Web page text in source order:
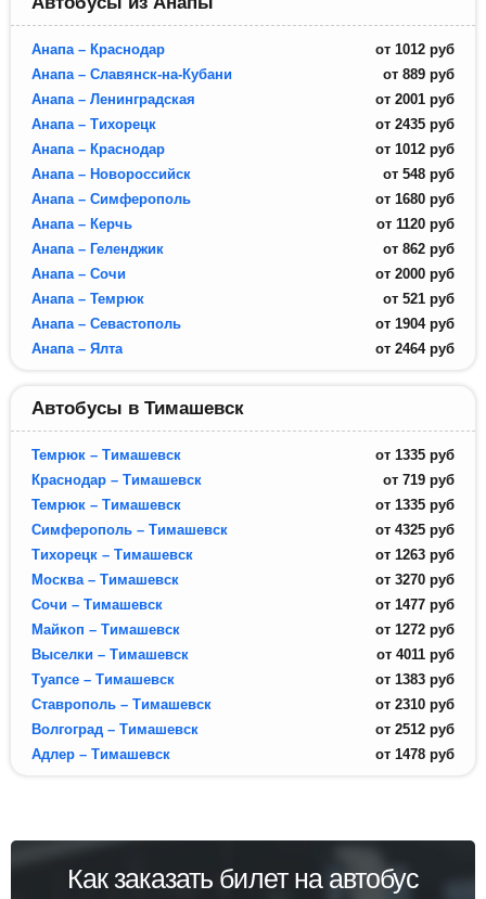
Анапа – Краснодар от 1012 руб
Анапа – Славянск-на-Кубани
от 889 руб
Анапа – Ленинградская
от 2001 руб
Анапа – Тихорецк
от 2435 руб
Анапа – Краснодар
от 1012 руб
Анапа – Новороссийск
от 548 руб
Анапа – Симферополь
от 1680 руб
Анапа – Керчь
от 1120 руб
Анапа – Геленджик
от 862 руб
Анапа – Сочи
от 2000 руб
Анапа – Темрюк
от 521 руб
Анапа – Севастополь
от 1904 руб
Анапа – Ялта
от 2464 руб
Автобусы в Тимашевск
Темрюк – Тимашевск от 1335 руб
Краснодар – Тимашевск
от 719 руб
Темрюк – Тимашевск
от 1335 руб
Симферополь – Тимашевск
от 4325 руб
Тихорецк – Тимашевск
от 1263 руб
Москва – Тимашевск
от 3270 руб
Сочи – Тимашевск
от 1477 руб
Майкоп – Тимашевск
от 1272 руб
Выселки – Тимашевск
от 4011 руб
Туапсе – Тимашевск
от 1383 руб
Ставрополь – Тимашевск
от 2310 руб
Волгоград – Тимашевск
от 2512 руб
Адлер – Тимашевск
от 1478 руб
Как заказать билет на автобус